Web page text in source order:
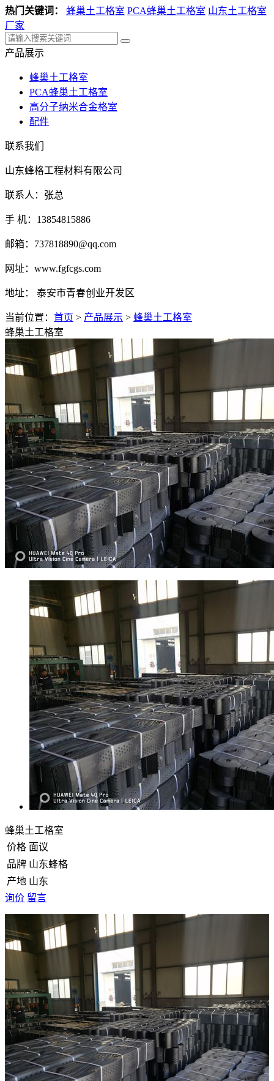
热门关键词： 蜂巢土工格室 PCA蜂巢土工格室 山东土工格室
厂家
产品展示
蜂巢土工格室
PCA蜂巢土工格室
高分子纳米合金格室
配件
联系我们
山东蜂格工程材料有限公司
联系人：张总
手 机：13854815886
邮箱：737818890@qq.com
网址：www.fgfcgs.com
地址： 泰安市青春创业开发区
当前位置： 首页 > 产品展示 > 蜂巢土工格室
蜂巢土工格室
蜂巢土工格室
价格 面议
品牌 山东蜂格
产地 山东
询价 留言